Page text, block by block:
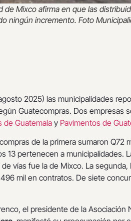
de Mixco afirma en que las
ningún incremento. Foto
2025) las municipalidades
Guatecompras. Dos empresas
de Guatemala y Pavimentos de
de la primera sumaron Q72
13 pertenecen a municipalidades.
vías fue la de Mixco. La segunda,
mil en contratos. De siete
el presidente de la Asociación